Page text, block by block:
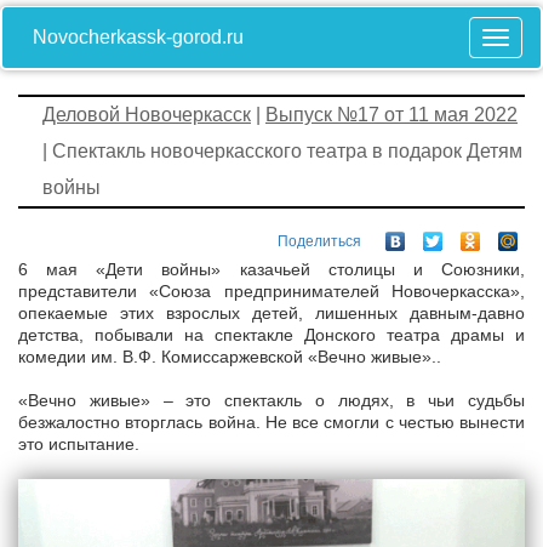
Novocherkassk-gorod.ru
Деловой Новочеркасск
Выпуск №17 от 11 мая 2022
| Спектакль новочеркасского театра в подарок Детям
войны
Поделиться
6 мая «Дети войны» казачьей столицы и Союзники,
представители «Союза предпринимателей Новочеркасска»,
опекаемые этих взрослых детей, лишенных давным-давно
детства, побывали на спектакле Донского театра драмы и
комедии им. В.Ф. Комиссаржевской «Вечно живые»..
«Вечно живые» – это спектакль о людях, в чьи судьбы
безжалостно вторглась война. Не все смогли с честью вынести
это испытание.